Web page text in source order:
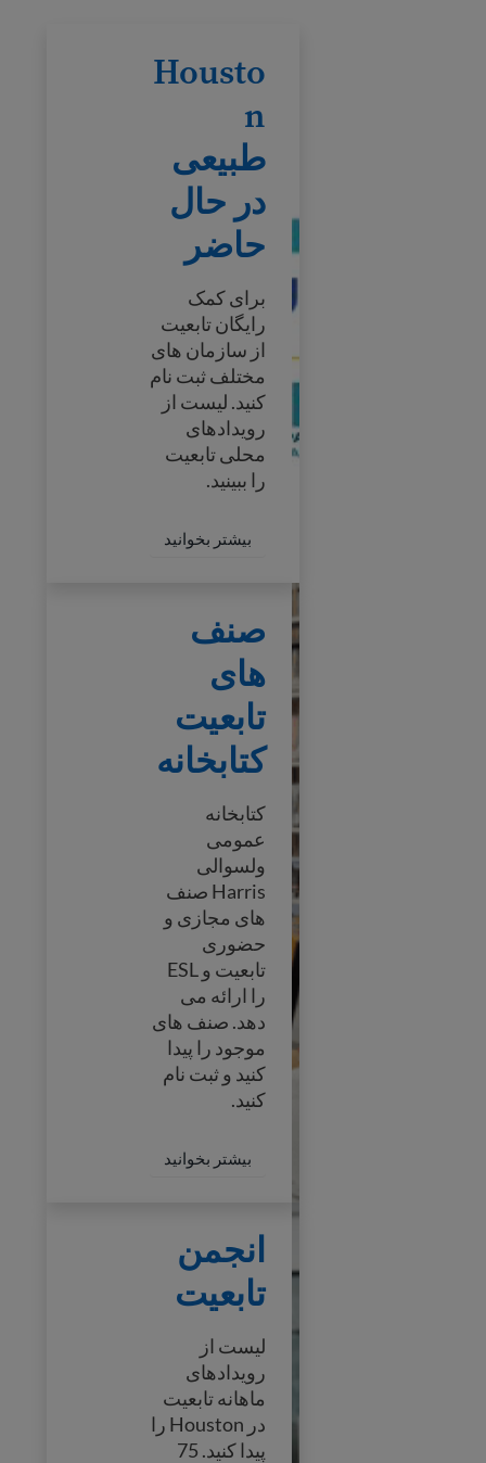
Housto
n
طبیعی
در حال
حاضر
برای کمک
رایگان تابعیت
از سازمان های
مختلف ثبت نام
کنید. لیست از
رویدادهای
محلی تابعیت
را ببینید.
بیشتر بخوانید
صنف های تابعیت کتابخانه
صنف
های
تابعیت
کتابخانه
کتابخانه
عمومی
ولسوالی
Harris صنف
های مجازی و
حضوری
تابعیت و ESL
را ارائه می
دهد. صنف های
موجود را پیدا
کنید و ثبت نام
کنید.
بیشتر بخوانید
انجمن تابعیت
انجمن
تابعیت
لیست از
رویدادهای
ماهانه تابعیت
در Houston را
پیدا کنید. 75